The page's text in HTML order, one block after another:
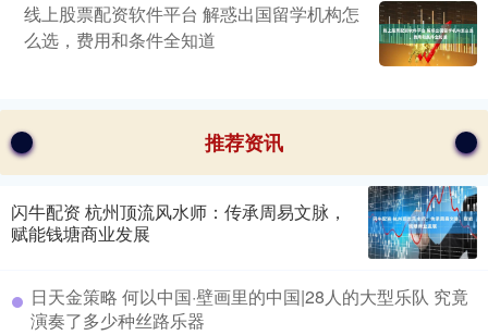
线上股票配资软件平台 解惑出国留学机构怎
么选，费用和条件全知道
推荐资讯
闪牛配资 杭州顶流风水师：传承周易文脉，
赋能钱塘商业发展
日天金策略 何以中国·壁画里的中国|28人的大型乐队 究竟
演奏了多少种丝路乐器